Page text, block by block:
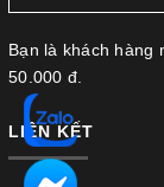
Bạn là khách hàng
50.000 đ.
LIÊN KẾT